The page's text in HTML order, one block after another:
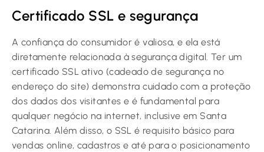
Certificado SSL e segurança
A confiança do consumidor é valiosa, e ela está
diretamente relacionada à segurança digital. Ter um
certificado SSL ativo (cadeado de segurança no
endereço do site) demonstra cuidado com a proteção
dos dados dos visitantes e é fundamental para
qualquer negócio na internet, inclusive em Santa
Catarina. Além disso, o SSL é requisito básico para
vendas online, cadastros e até para o posicionamento